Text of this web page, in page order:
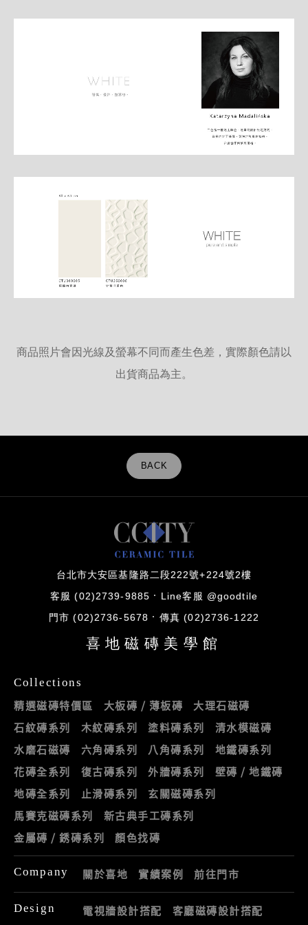
商品照片會因光線及螢幕不同而產生色差，實際顏色請以
出貨商品為主。
BACK
台北市大安區基隆路二段222號+224號2樓
客服 (02)2739-9885 Line客服 @goodtile
門市 (02)2736-5678 傳真 (02)2736-1222
喜地磁磚美學館
Collections
精選磁磚特價區 大板磚 / 薄板磚
大理石磁磚
石紋磚系列
木紋磚系列 塗料磚系列
清水模磁磚
水磨石磁磚
六角磚系列 八角磚系列
地鐵磚系列
花磚全系列
復古磚系列 外牆磚系列
壁磚 / 地鐵磚
地磚全系列
止滑磚系列
玄關磁磚系列
馬賽克磁磚系列
新古典手工磚系列
金屬磚 / 銹磚系列
顏色找磚
Company 關於喜地 實績案例 前往門市
Design 電視牆設計搭配 客廳磁磚設計搭配